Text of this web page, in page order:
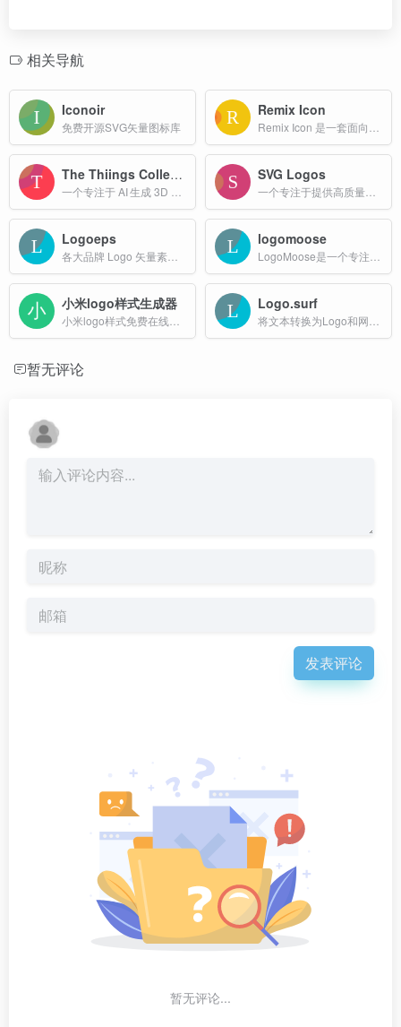
相关导航
Iconoir
免费开源SVG矢量图标库
Remix Icon
The Thiings Collection SVG Logos
Logoeps logomoose
小米logo样式生成器 Logo.surf
暂无评论
发表评论
暂无评论...